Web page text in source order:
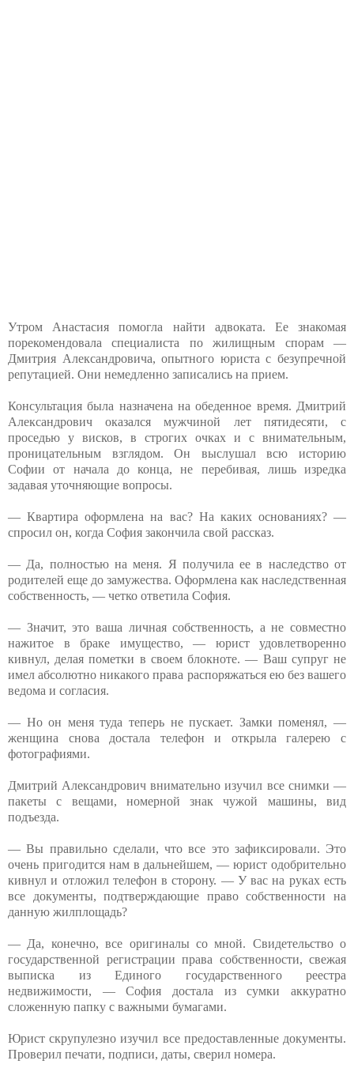
Утром Анастасия помогла найти адвоката. Ее знакомая
порекомендовала специалиста по жилищным спорам —
Дмитрия Александровича, опытного юриста с безупречной
репутацией. Они немедленно записались на прием.
Консультация была назначена на обеденное время. Дмитрий
Александрович оказался мужчиной лет пятидесяти, с
проседью у висков, в строгих очках и с внимательным,
проницательным взглядом. Он выслушал всю историю
Софии от начала до конца, не перебивая, лишь изредка
задавая уточняющие вопросы.
— Квартира оформлена на вас? На каких основаниях? —
спросил он, когда София закончила свой рассказ.
— Да, полностью на меня. Я получила ее в наследство от
родителей еще до замужества. Оформлена как наследственная
собственность, — четко ответила София.
— Значит, это ваша личная собственность, а не совместно
нажитое в браке имущество, — юрист удовлетворенно
кивнул, делая пометки в своем блокноте. — Ваш супруг не
имел абсолютно никакого права распоряжаться ею без вашего
ведома и согласия.
— Но он меня туда теперь не пускает. Замки поменял, —
женщина снова достала телефон и открыла галерею с
фотографиями.
Дмитрий Александрович внимательно изучил все снимки —
пакеты с вещами, номерной знак чужой машины, вид
подъезда.
— Вы правильно сделали, что все это зафиксировали. Это
очень пригодится нам в дальнейшем, — юрист одобрительно
кивнул и отложил телефон в сторону. — У вас на руках есть
все документы, подтверждающие право собственности на
данную жилплощадь?
— Да, конечно, все оригиналы со мной. Свидетельство о
государственной регистрации права собственности, свежая
выписка из Единого государственного реестра
недвижимости, — София достала из сумки аккуратно
сложенную папку с важными бумагами.
Юрист скрупулезно изучил все предоставленные документы.
Проверил печати, подписи, даты, сверил номера.